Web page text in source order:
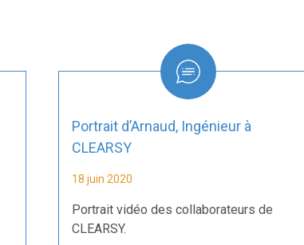
Portrait d’Arnaud, Ingénieur à
CLEARSY
18 juin 2020
Portrait vidéo des collaborateurs de
CLEARSY.